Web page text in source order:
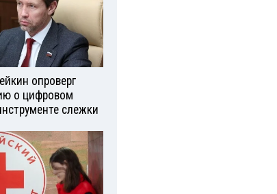
опроверг
о цифровом
слежки